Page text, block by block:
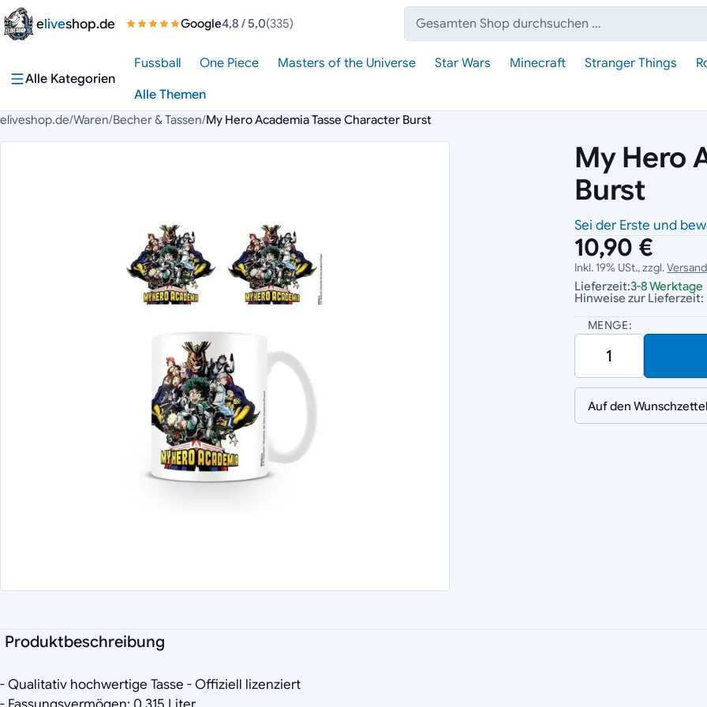
Zum Inhalt springen
eliveshop.de Google4,8 / 5,0(335)
Suche:
Alle Kategorien
Fussball One Piece Masters of the Universe Star Wars Minecraft Stranger Things
Alle Themen
eliveshop.de/Waren/Becher & Tassen/My Hero Academia Tasse Character Burst
My Hero
Burst
Sei der Erste und
10,90 €
Inkl. 19% USt., zzgl.
Lieferzeit:3-8 Werktage
Hinweise zur Lieferzeit:
MENGE:
Auf den Wunschzettel
Produktbeschreibung
- Qualitativ hochwertige Tasse - Offiziell lizenziert